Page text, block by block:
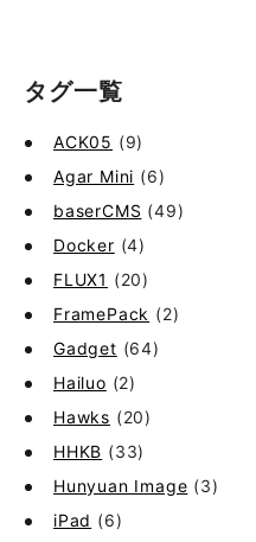
タグ一覧
ACK05 (9)
Agar Mini (6)
baserCMS (49)
Docker (4)
FLUX1 (20)
FramePack (2)
Gadget (64)
Hailuo (2)
Hawks (20)
HHKB (33)
Hunyuan Image (3)
iPad (6)